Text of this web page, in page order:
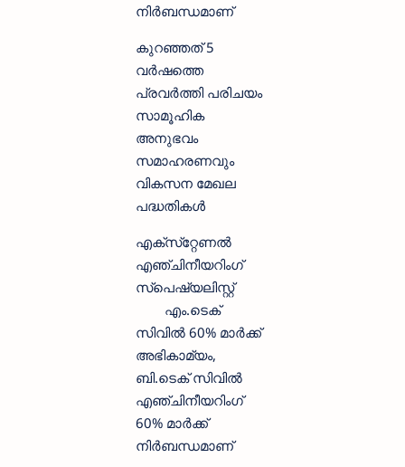
നിർബന്ധമാണ്
കുറഞ്ഞത് 5
വർഷത്തെ
പ്രവർത്തി പരിചയം
സാമൂഹിക
അനുഭവം
സമാഹരണവും
വികസന മേഖല
പദ്ധതികൾ
എക്‌സ്‌റ്റേണൽ
എഞ്ചിനീയറിംഗ്
സ്‌പെഷ്യലിസ്റ്റ്
എം.ടെക്
സിവിൽ 60% മാർക്ക്
അഭികാമ്യം,
ബി.ടെക് സിവിൽ
എഞ്ചിനീയറിംഗ്
60% മാർക്ക്
നിർബന്ധമാണ്